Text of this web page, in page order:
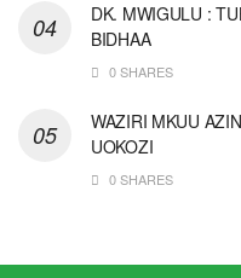
DK. MWIGULU :
BIDHAA
0 SHARES
WAZIRI MKUU
UOKOZI
0 SHARES